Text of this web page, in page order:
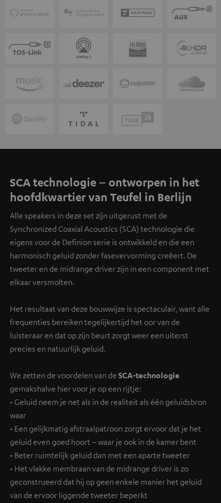
SCA technologie – ontworpen in het
hoofdkwartier van Teufel in Berlijn
Alle speakers in deze set zijn uitgerust met de
Synchronized Coaxial Acoustics (SCA) technologie die
eigens voor de Definion serie is ontwikkeld en die een
harmonisch geluid zonder fasevervorming creëert. De
tweeter en de midrange driver zijn in een component met
elkaar versmolten.
Het resultaat van deze bouwwijze is spectaculair, want alle
frequenties bereiken tegelijkertijd het oor van de
luisteraar en dat op zijn beurt zorgt weer een uiterst
precies en natuurlijk geluid.
We zetten de voordelen van de SCA-technologie
gemakshalve hier voor je op een rijtje:
• Geluid neem je net als in de realiteit als één geluidsbron
waar
• Een gelijkmatig afstraalpatroon zorgt ervoor dat je het
geluid even goed hoort – waar je ook in de kamer bent
• Beter ruimtelijk geluid dan met een aparte tweeter
• Het vlakke membraan van de midrange driver is zo
geconstrueerd dat hij op geen enkele manier het geluid
van de ervoor liggende tweeter beperkt